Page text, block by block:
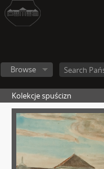
Browse
Kolekcje spuścizn